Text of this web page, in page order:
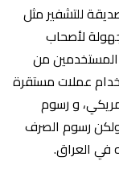
للتشفير مثل
لأصحاب
من
عملات مستقرة
و رسوم
رسوم الصرف
العراق.